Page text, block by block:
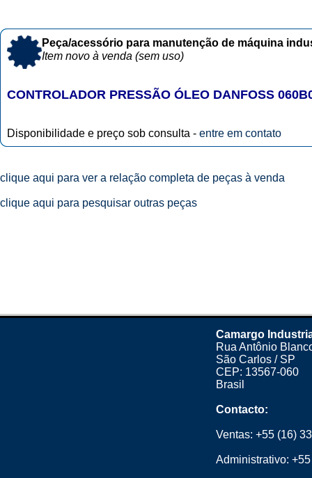
Peça/acessório para manutenção de máquina
Item novo à venda (sem uso)
CONTROLADOR PRESSÃO ÓLEO DANFOSS
Disponibilidade e preço sob consulta - entre em contato
clique aqui para ver a relação completa de peças à venda
clique aqui para pesquisar outras peças
Camargo
Rua Antônio
São Carlos / SP
CEP: 13567-060
Brasil
Contacto:
Ventas: +55 (16)
Administrativo: